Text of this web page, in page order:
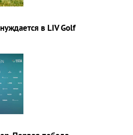
в LIV Golf